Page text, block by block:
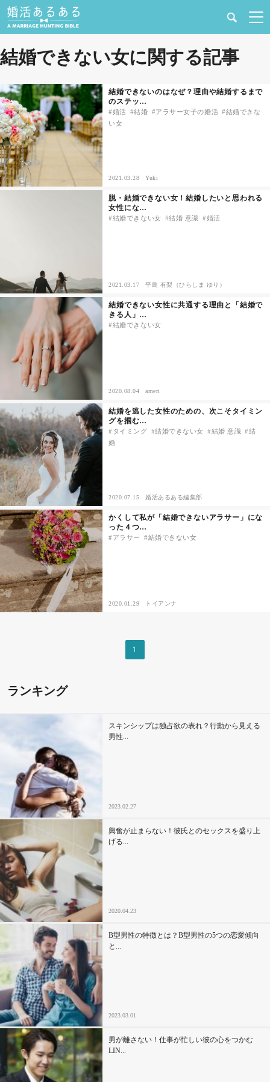
健康
恋愛の悩み
出会い
合コン・街コン
あるある
その他
ドキドキ
仕事とキャリア
特集
占い・診断
ファッション・美容
グルメ
趣味・旅行
セックスライフ
不倫・だめ男
感動
結婚できない女に関する記事
結婚できないのはなぜ？理由や結婚するまで
のステッ…
婚活 結婚 アラサー女子の婚活
結婚できな
い女
2021.03.28 Yuki
脱・結婚できない女！結婚したいと思われる
女性にな…
結婚できない女 結婚 意識 婚活
2021.03.17 平島 有梨（ひらしま ゆり）
結婚できない女性に共通する理由と「結婚で
きる人」…
結婚できない女
2020.08.04 ameri
結婚を逃した女性のための、次こそタイミン
グを掴む…
タイミング 結婚できない女 結婚 意識
結
婚
2020.07.15 婚活あるある編集部
かくして私が「結婚できないアラサー」にな
った４つ…
アラサー 結婚できない女
2020.01.29 トイアンナ
1
ランキング
スキンシップは独占欲の表れ？行動から見える
男性...
2023.02.27
興奮が止まらない！彼氏とのセックスを盛り上
げる...
2020.04.23
B型男性の特徴とは？B型男性の5つの恋愛傾向
と...
2023.03.01
男が離さない！仕事が忙しい彼の心をつかむ
LIN...